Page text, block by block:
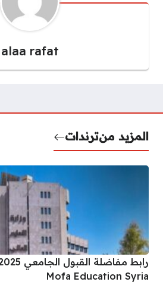
alaa rafat
المزيد منترندات
Mofa Education Syria